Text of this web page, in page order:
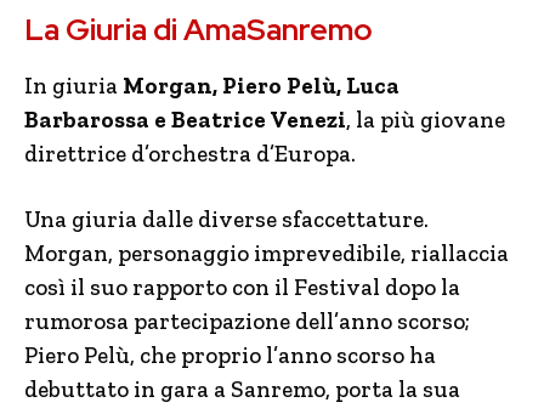
La Giuria di AmaSanremo
In giuria Morgan, Piero Pelù, Luca
Barbarossa e Beatrice Venezi, la più giovane
direttrice d’orchestra d’Europa.
Una giuria dalle diverse sfaccettature.
Morgan, personaggio imprevedibile, riallaccia
così il suo rapporto con il Festival dopo la
rumorosa partecipazione dell’anno scorso;
Piero Pelù, che proprio l’anno scorso ha
debuttato in gara a Sanremo, porta la sua